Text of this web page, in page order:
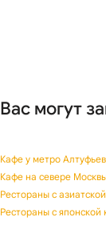
Вас могут
Кафе у метро
Кафе на севере
Рестораны с
Рестораны с японской